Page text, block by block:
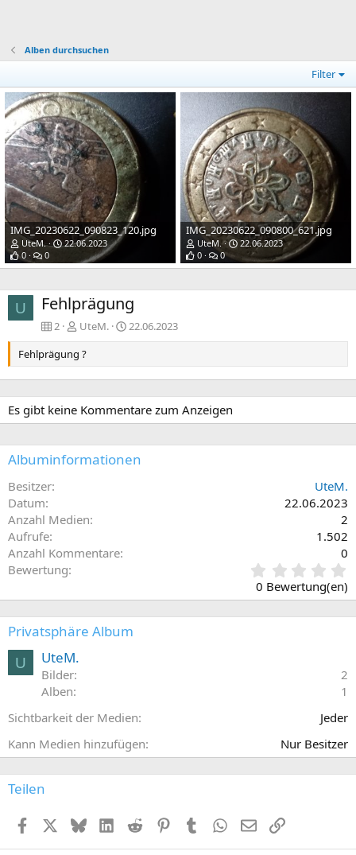
Alben durchsuchen
Filter
IMG_20230622_090823_120.jpg
UteM.
22.06.2023
0
0
IMG_20230622_090800_621.jpg
UteM.
22.06.2023
0
0
U Fehlprägung
2 UteM.
22.06.2023
Fehlprägung ?
Es gibt keine Kommentare zum Anzeigen
Albuminformationen
Besitzer
UteM.
Datum
22.06.2023
Anzahl Medien
2
Aufrufe
1.502
Anzahl Kommentare
0
Bewertung
0
0
e
0 Bewertung(en)
Privatsphäre Album
U UteM.
Bilder
2
Alben
1
Sichtbarkeit der Medien
Jeder
Kann Medien hinzufügen
Nur Besitzer
Teilen
FacebookX (Twitter)
BlueskyLinkedInReddit PinterestTumblr WhatsApp
E-MailLink